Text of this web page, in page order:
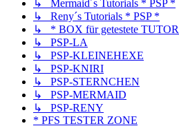
↳ Mermaid´s Tutorials * PSP *
↳ Reny´s Tutorials * PSP *
↳ * BOX für getestete
↳ PSP-LA
↳ PSP-KLEINEHEXE
↳ PSP-KNIRI
↳ PSP-STERNCHEN
↳ PSP-MERMAID
↳ PSP-RENY
* PFS TESTER ZONE